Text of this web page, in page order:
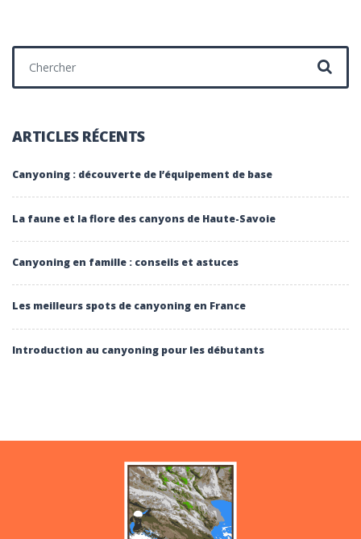
ARTICLES RÉCENTS
Canyoning : découverte de l’équipement de base
La faune et la flore des canyons de Haute-Savoie
Canyoning en famille : conseils et astuces
Les meilleurs spots de canyoning en France
Introduction au canyoning pour les débutants